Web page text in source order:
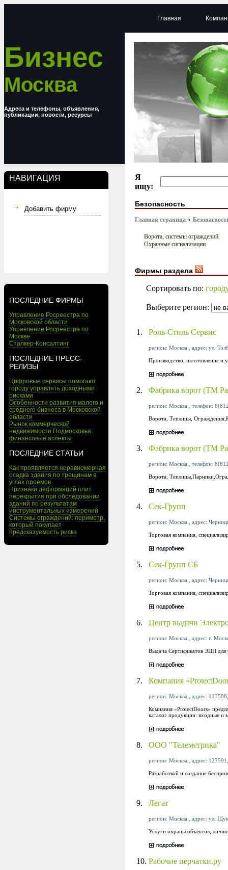
Бизнес
Москва
Адреса и телефоны, объявления,
публикации, новости, ресурсы
НАВИГАЦИЯ
Добавить фирму
ПОСЛЕДНИЕ ФИРМЫ
Управление Росреестра по
Московской области
Управление Росреестра по
Москве
Сталкер-Консалтинг
ПОСЛЕДНИЕ ПРЕСС-
РЕЛИЗЫ
Цифровые сервисы помогают
городу управлять доходными
рисками
Особенности развития малого и
среднего бизнеса в Московской
области
Рынок коммерческой
недвижимости Подмосковья:
финансовые аспекты
ПОСЛЕДНИЕ СТАТЬИ
Как проявляется неравномерная
осадка здания по трещинам в
углах проёмов
Признаки деформаций плит
перекрытия при обследовании
зданий по результатам
инструментальных измерений
Системы ограждений: периметр,
который покупает
предсказуемость риска
Главная
Я
ищу:
Безопасность
Главная страница
Ворота, системы ограждений
Охранные сигнализации
Фирмы раздела
Сортировать по:
Выберите регион:
1. Роль-Стиль Сервис
регион: Москва , адрес: ул.
Производство, изготовление и
2. Фабрика ворот (ТМ
регион: Москва , телефон:
Ворота, Теплицы,
3. Фабрика ворот (ТМ
регион: Москва , телефон:
Ворота,
4. Сек-Групп
регион: Москва , адрес:
Торговая компания,
5. Сек-Групп СБ
регион: Москва , адрес:
Торговая компания,
6. Центр выдачи
регион: Москва , адрес: г.
Выдача Сертификатов ЭЦП для
7. Компания
регион: Москва , адрес:
Компания «ProtectDoors»
каталог продукции: входные и
8. ООО "Телеметрика"
регион: Москва , адрес:
Разработкой и создание
9. Легат
регион: Москва , адрес: ул.
Услуги охраны объектов,
10. Рабочие перчатки.ру